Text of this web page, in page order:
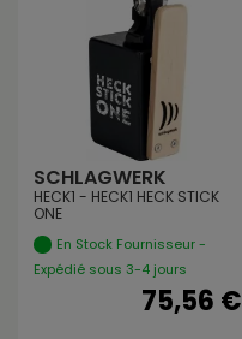
SCHLAGWERK
HECK1 - HECK1 HECK STICK
ONE
En Stock Fournisseur -
Expédié sous 3-4 jours
75,56 €